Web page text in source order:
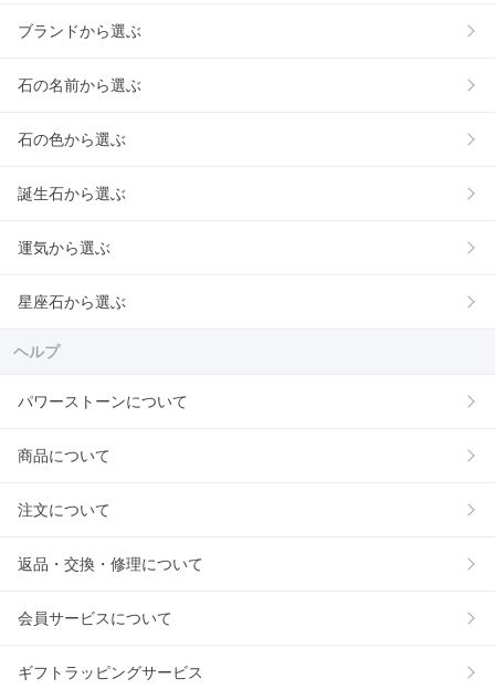
ブランドから選ぶ
石の名前から選ぶ
石の色から選ぶ
誕生石から選ぶ
運気から選ぶ
星座石から選ぶ
ヘルプ
パワーストーンについて
商品について
注文について
返品・交換・修理について
会員サービスについて
ギフトラッピングサービス